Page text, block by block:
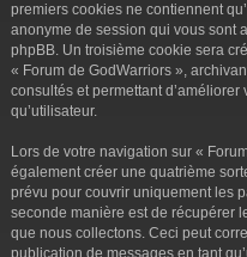
premiers cookies ne contiennent
anonyme de session qui vous sont
phpBB. Un troisième cookie sera
« Forum de GodWarriors »,
consultés et permettant
qu’utilisateur.
Lors de votre navigation sur «
également créer une quatrième
prévu pour couvrir uniquement les
seconde manière est de récupérer
que nous collectons. Ceci peut